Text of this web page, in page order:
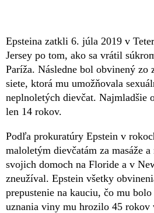
Epsteina zatkli 6. júla 2019 v
Jersey po tom, ako sa vrátil
Paríža. Následne bol obvinený zo
siete, ktorá mu umožňovala
neplnoletých dievčat. Najmladšie
len 14 rokov.
Podľa prokuratúry Epstein v
maloletým dievčatám za masáže
svojich domoch na Floride a v
zneužíval. Epstein všetky
prepustenie na kauciu, čo mu
uznania viny mu hrozilo 45 rokov